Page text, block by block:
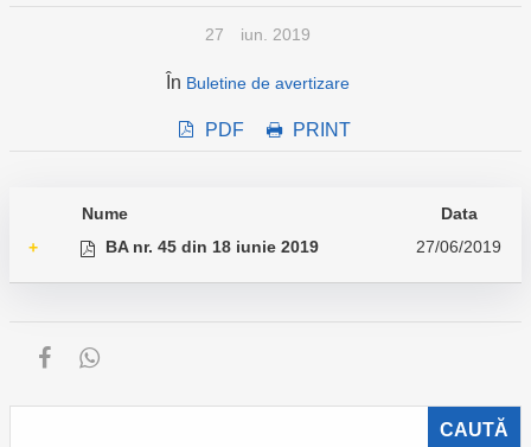
27 iun. 2019
În Buletine de avertizare
PDF PRINT
Nume
Data
+
BA nr. 45 din 18 iunie 2019 27/06/2019